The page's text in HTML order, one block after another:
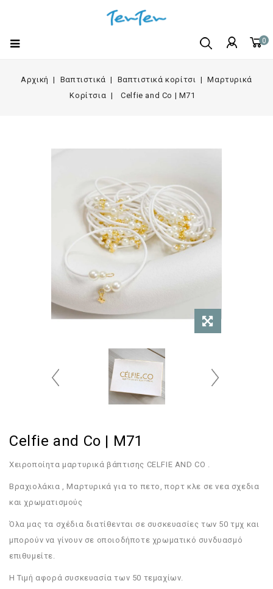
0
Αρχική Βαπτιστικά Βαπτιστικά κορίτσι
Μαρτυρικά
Κορίτσια
Celfie and Co | M71
Celfie and Co | M71
Χειροποίητα μαρτυρικά βάπτισης CELFIE AND CO .
Bραχιολάκια , Μαρτυρικά για το πετο, πορτ κλε σε νεα σχεδια
και χρωματισμούς
Όλα μας τα σχέδια διατίθενται σε συσκευασίες των 50 τμχ και
μπορούν να γίνουν σε οποιοδήποτε χρωματικό συνδυασμό
επιθυμείτε.
Η Τιμή αφορά συσκευασία των 50 τεμαχίων.